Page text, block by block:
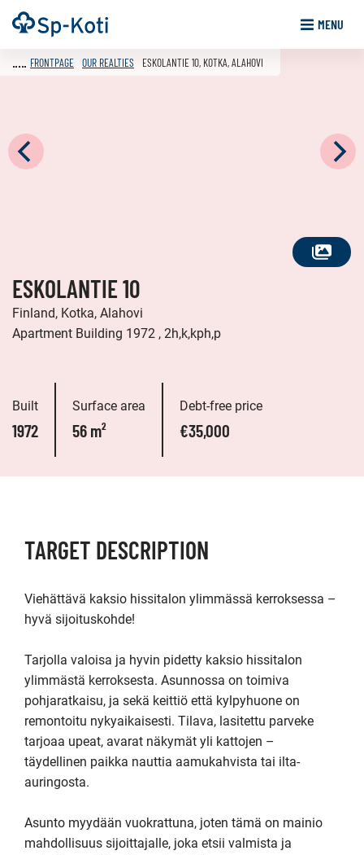
Go
to
Frontpage MENU
SEE
FRONTPAGE OUR REALTIES ESKOLANTIE 10, KOTKA, ALAHOVI
ESKOLANTIE 10
Finland, Kotka, Alahovi
Apartment Building 1972 , 2h,k,kph,p
Built
1972
Surface area
56 m²
Debt-free price
€35,000
TARGET DESCRIPTION
Viehättävä kaksio hissitalon ylimmässä kerroksessa –
hyvä sijoituskohde!
Tarjolla valoisa ja hyvin pidetty kaksio hissitalon
ylimmästä kerroksesta. Asunnossa on toimiva
pohjaratkaisu, ja sekä keittiö että kylpyhuone on
remontoitu nykyaikaisesti. Tilava, lasitettu parveke
tarjoaa upeat, avarat näkymät yli kattojen –
täydellinen paikka nauttia aamukahvista tai ilta-
auringosta.
Asunto myydään vuokrattuna, joten tämä on mainio
mahdollisuus sijoittajalle, joka etsii valmista ja